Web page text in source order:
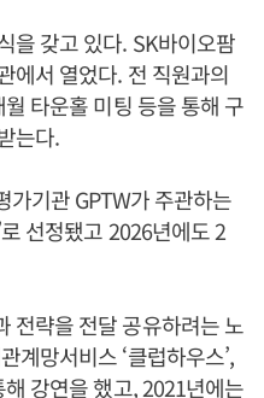
을 갖고 있다. SK바이오팜
에서 열었다. 전 직원과의
타운홀 미팅 등을 통해 구
는다.
기관 GPTW가 주관하는
선정됐고 2026년에도 2
전략을 전달 공유하려는 노
계망서비스 ‘클럽하우스’,
해 강연을 했고, 2021년에는